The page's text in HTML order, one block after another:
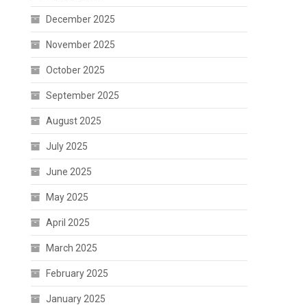
December 2025
November 2025
October 2025
September 2025
August 2025
July 2025
June 2025
May 2025
April 2025
March 2025
February 2025
January 2025